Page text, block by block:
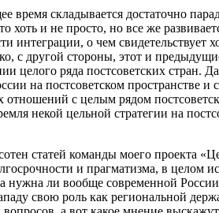
время складывается достаточно
и не просто, но все же
интеграции, о чем свидетельствует
с другой стороны, этот и
ряда постсоветских стран.
на постсоветском пространстве
с целым рядом
некой цельной стратегии на
статей команды моего проекта
и прагматизма, в целом
ли вообще современной России
свою роль как региональной